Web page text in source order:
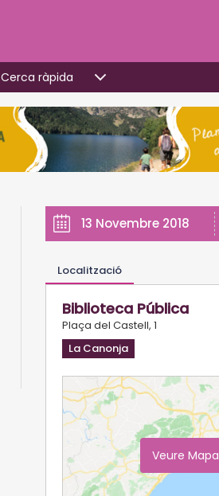
Cerca ràpida
13 Novembre 2018
Localització
Biblioteca Pública
Plaça del Castell, 1
La Canonja
Veure Mapa